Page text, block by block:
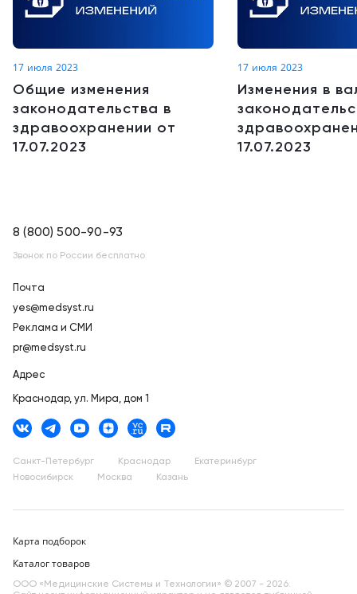
17 июля 2023
Общие изменения
законодательства в
здравоохранении от
17.07.2023
17 июля 2023
Изменения в
17.07.2023
8 (800) 500-90-93
Звонок по России бесплатно
Почта
yes@medsyst.ru
Реклама и СМИ
pr@medsyst.ru
Адрес
Краснодар, ул. Мира, дом 1
Санкт-Петербург Краснодар
Екатеринбург
Новосибирск
Москва Казань
Карта подборок
Каталог товаров
ООО «Медицинские Системы и Технологии» © 2007 - 2026.